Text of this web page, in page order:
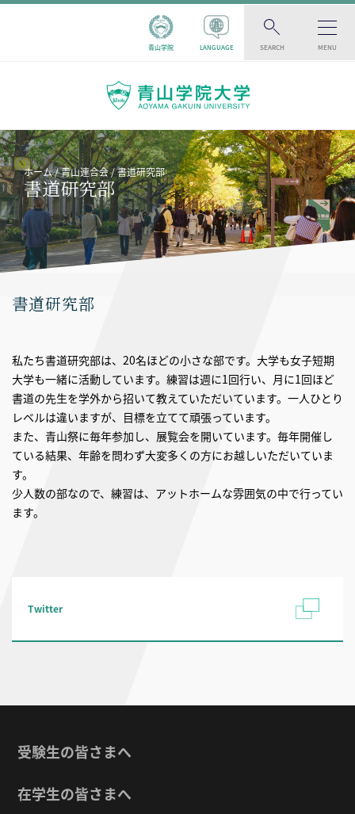
青山学院 LANGUAGE SEARCH MENU
ホーム 青山連合会 書道研究部
書道研究部
書道研究部
私たち書道研究部は、20名ほどの小さな部です。大学も女子短期
大学も一緒に活動しています。練習は週に1回行い、月に1回ほど
書道の先生を学外から招いて教えていただいています。一人ひとり
レベルは違いますが、目標を立てて頑張っています。
また、青山祭に毎年参加し、展覧会を開いています。毎年開催し
ている結果、年齢を問わず大変多くの方にお越しいただいていま
す。
少人数の部なので、練習は、アットホームな雰囲気の中で行ってい
ます。
Twitter
受験生の皆さまへ
在学生の皆さまへ